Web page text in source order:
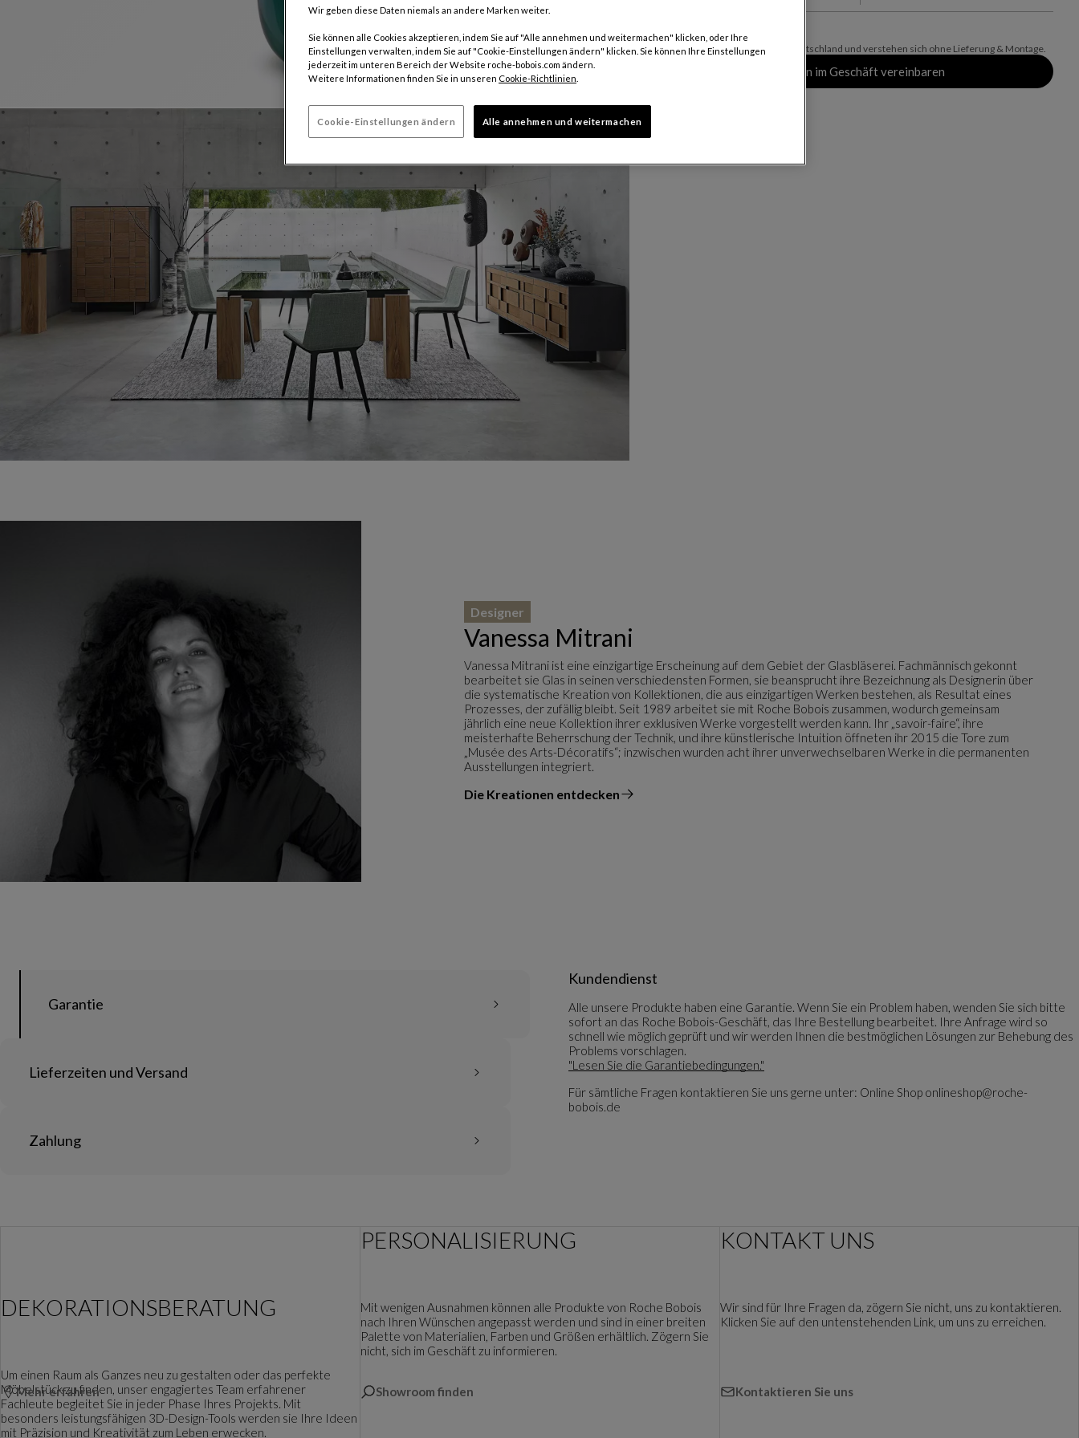
Preise inkl. MwSt. gelten für Deutschland und verstehen sich ohne Lieferung & Montage.
Termin im Geschäft vereinbaren
Vanessa Mitrani
Designer
Vanessa Mitrani ist eine einzigartige Erscheinung auf dem Gebiet der Glasbläserei. Fachmännisch gekonnt
bearbeitet sie Glas in seinen verschiedensten Formen, sie beansprucht ihre Bezeichnung als Designerin über
die systematische Kreation von Kollektionen, die aus einzigartigen Werken bestehen, als Resultat eines
Prozesses, der zufällig bleibt. Seit 1989 arbeitet sie mit Roche Bobois zusammen, wodurch gemeinsam
jährlich eine neue Kollektion ihrer exklusiven Werke vorgestellt werden kann. Ihr „savoir-faire“, ihre
meisterhafte Beherrschung der Technik, und ihre künstlerische Intuition öffneten ihr 2015 die Tore zum
„Musée des Arts-Décoratifs“; inzwischen wurden acht ihrer unverwechselbaren Werke in die permanenten
Ausstellungen integriert.
Die Kreationen entdecken
vom Designer
Garantie
Kundendienst
Alle unsere Produkte haben eine Garantie. Wenn Sie ein Problem haben, wenden Sie sich bitte
sofort an das Roche Bobois-Geschäft, das Ihre Bestellung bearbeitet. Ihre Anfrage wird so
schnell wie möglich geprüft und wir werden Ihnen die bestmöglichen Lösungen zur Behebung des
Problems vorschlagen.
"Lesen Sie die Garantiebedingungen."
Für sämtliche Fragen kontaktieren Sie uns gerne unter: Online Shop onlineshop@roche-
bobois.de
Lieferzeiten und Versand
Zahlung
DEKORATIONSBERATUNG
Um einen Raum als Ganzes neu zu gestalten oder das perfekte
Möbelstück zu finden, unser engagiertes Team erfahrener
Fachleute begleitet Sie in jeder Phase Ihres Projekts. Mit
besonders leistungsfähigen 3D-Design-Tools werden sie Ihre Ideen
mit Präzision und Kreativität zum Leben erwecken.
Mehr erfahren
PERSONALISIERUNG
Mit wenigen Ausnahmen können alle Produkte von Roche Bobois
nach Ihren Wünschen angepasst werden und sind in einer breiten
Palette von Materialien, Farben und Größen erhältlich. Zögern Sie
nicht, sich im Geschäft zu informieren.
Showroom finden
KONTAKT UNS
Wir sind für Ihre Fragen da, zögern Sie nicht, uns zu kontaktieren.
Klicken Sie auf den untenstehenden Link, um uns zu erreichen.
Kontaktieren Sie uns
Wir geben diese Daten niemals an andere Marken weiter.
Sie können alle Cookies akzeptieren, indem Sie auf "Alle annehmen und weitermachen" klicken, oder Ihre
Einstellungen verwalten, indem Sie auf "Cookie-Einstellungen ändern" klicken. Sie können Ihre Einstellungen
jederzeit im unteren Bereich der Website roche-bobois.com ändern.
Weitere Informationen finden Sie in unseren Cookie-Richtlinien
Cookie-Einstellungen ändern Alle annehmen und weitermachen